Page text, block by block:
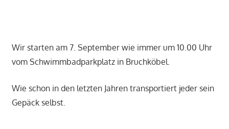
Wir starten am 7. September wie immer um 10.00 Uhr
vom Schwimmbadparkplatz in Bruchköbel.
Wie schon in den letzten Jahren transportiert jeder sein
Gepäck selbst.